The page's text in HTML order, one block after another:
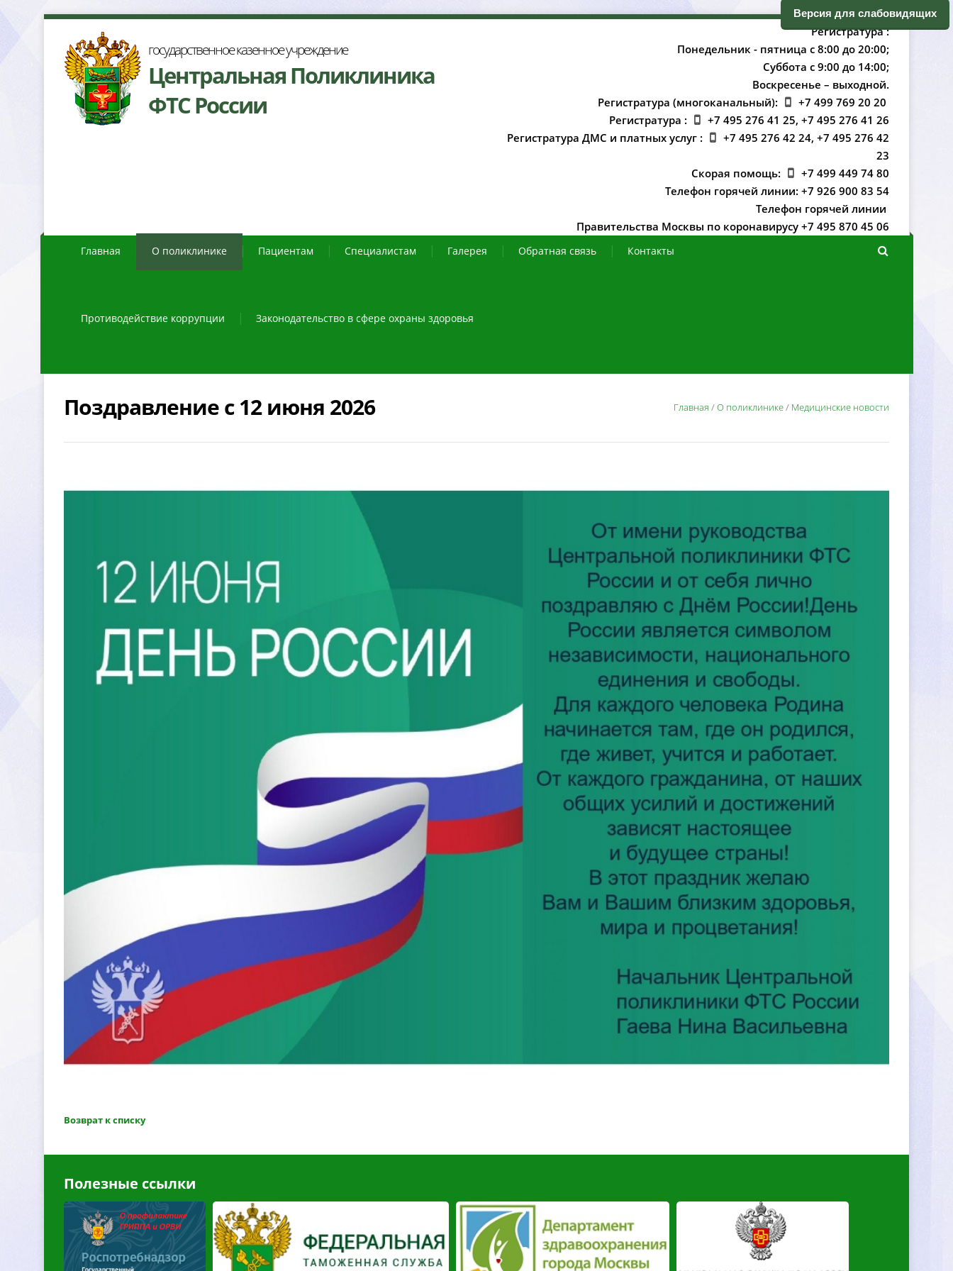
осударственное казенное учреждение
Центральная Поликлиника
ФТС России
Регистратура :
Понедельник - пятница с 8:00 до 20:00;
Суббота с 9:00 до 14:00;
оскресенье – выходной.
Регистратура (многоканальный):
+7 499 769 20 20
Регистратура :
+7 495 276 41 25, +7 495 276 41 26
Регистратура ДМС и платных услуг :
+7 495 276 42 24, +7 495 276 42
23
Скорая помощь:
+7 499 449 74 80
Телефон горячей линии: +7 926 900 83 54
Телефон горячей линии
Правительства Москвы по коронавирусу +7 495 870 45 06
Главная О поликлинике Пациентам Специалистам Галерея Обратная связь Контакты
Противодействие коррупции Законодательство в сфере охраны здоровья
Поздравление с 12 июня 2026 Главная /О поликлинике/ Медицинские новости
озврат к списку
ерсия для слабовидящих
Полезные ссылки